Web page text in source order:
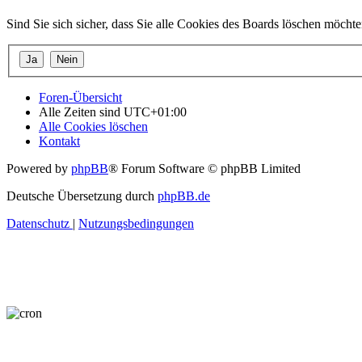
Sind Sie sich sicher, dass Sie alle Cookies des Boards löschen
Foren-Übersicht
Alle Zeiten sind UTC+01:00
Alle Cookies löschen
Kontakt
Powered by phpBB® Forum Software © phpBB Limited
Deutsche Übersetzung durch phpBB.de
Datenschutz | Nutzungsbedingungen